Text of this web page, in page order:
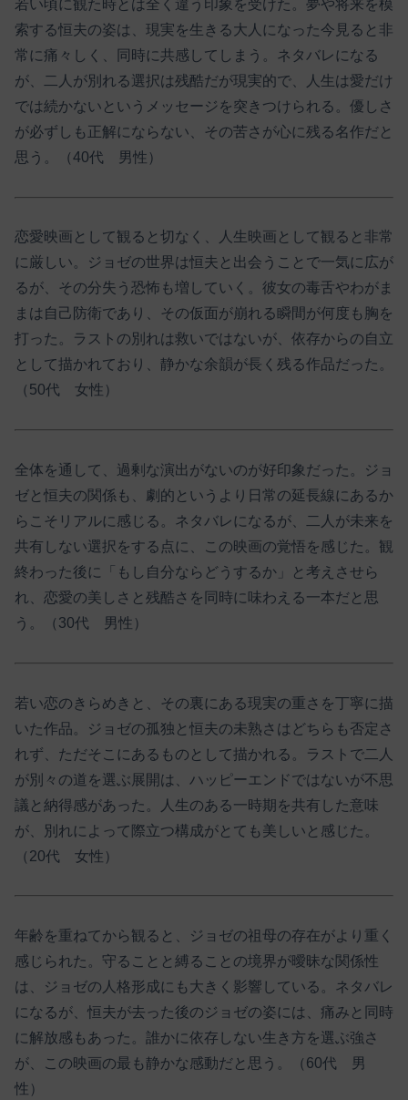
若い頃に観た時とは全く違う印象を受けた。夢や将来を模
索する恒夫の姿は、現実を生きる大人になった今見ると非
常に痛々しく、同時に共感してしまう。ネタバレになる
が、二人が別れる選択は残酷だが現実的で、人生は愛だけ
では続かないというメッセージを突きつけられる。優しさ
が必ずしも正解にならない、その苦さが心に残る名作だと
思う。（40代 男性）
恋愛映画として観ると切なく、人生映画として観ると非常
に厳しい。ジョゼの世界は恒夫と出会うことで一気に広が
るが、その分失う恐怖も増していく。彼女の毒舌やわがま
まは自己防衛であり、その仮面が崩れる瞬間が何度も胸を
打った。ラストの別れは救いではないが、依存からの自立
として描かれており、静かな余韻が長く残る作品だった。
（50代 女性）
全体を通して、過剰な演出がないのが好印象だった。ジョ
ゼと恒夫の関係も、劇的というより日常の延長線にあるか
らこそリアルに感じる。ネタバレになるが、二人が未来を
共有しない選択をする点に、この映画の覚悟を感じた。観
終わった後に「もし自分ならどうするか」と考えさせら
れ、恋愛の美しさと残酷さを同時に味わえる一本だと思
う。（30代 男性）
若い恋のきらめきと、その裏にある現実の重さを丁寧に描
いた作品。ジョゼの孤独と恒夫の未熟さはどちらも否定さ
れず、ただそこにあるものとして描かれる。ラストで二人
が別々の道を選ぶ展開は、ハッピーエンドではないが不思
議と納得感があった。人生のある一時期を共有した意味
が、別れによって際立つ構成がとても美しいと感じた。
（20代 女性）
年齢を重ねてから観ると、ジョゼの祖母の存在がより重く
感じられた。守ることと縛ることの境界が曖昧な関係性
は、ジョゼの人格形成にも大きく影響している。ネタバレ
になるが、恒夫が去った後のジョゼの姿には、痛みと同時
に解放感もあった。誰かに依存しない生き方を選ぶ強さ
が、この映画の最も静かな感動だと思う。（60代 男
性）